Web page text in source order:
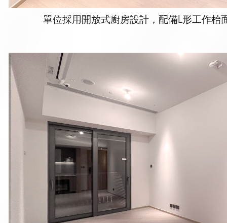
單位採用開放式廚房設計，配備L形工作枱